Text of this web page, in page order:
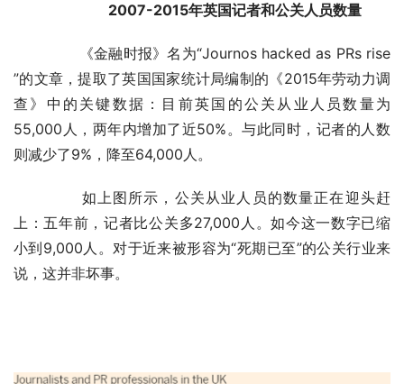
2007-2015年英国记者和公关人员数量
”的文章，提取了英国国家统计局编制的《2015年劳动力调
查》中的关键数据：目前英国的公关从业人员数量为
55,000人，两年内增加了近50%。与此同时，记者的人数
则减少了9%，降至64,000人。
上：五年前，记者比公关多27,000人。如今这一数字已缩
小到9,000人。对于近来被形容为“死期已至”的公关行业来
说，这并非坏事。